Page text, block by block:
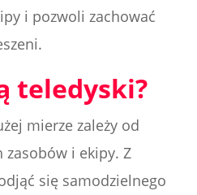
i pozwoli zachować
teledyski?
mierze zależy od
zasobów i ekipy. Z
się samodzielnego